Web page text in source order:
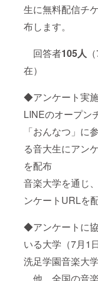
生に無料配信チ
布します。
回答者105人
在）
◆アンケート実
LINEのオープン
「おんなつ」に
る音大生にアン
を配布
音楽大学を通じ
ンケートURLを
◆アンケートに
いる大学（7月1
洗足学園音楽大学